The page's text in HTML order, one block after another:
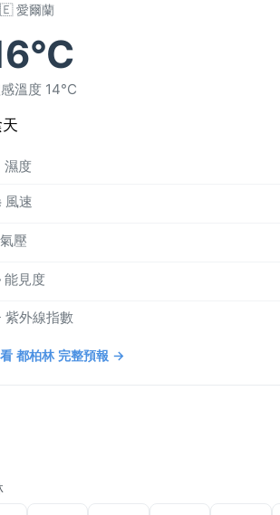
愛爾蘭
溫度 14°C
濕度
速
壓
見度
外線指數
都柏林 完整預報 →